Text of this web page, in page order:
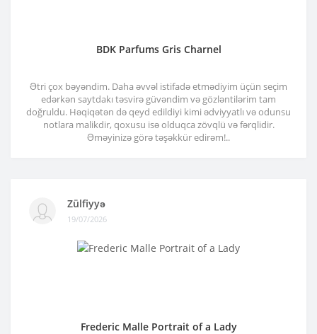
BDK Parfums Gris Charnel
Ətri çox bəyəndim. Daha əvvəl istifadə etmədiyim üçün seçim
edərkən saytdakı təsvirə güvəndim və gözləntilərim tam
doğruldu. Həqiqətən də qeyd edildiyi kimi ədviyyatlı və odunsu
notlara malikdir, qoxusu isə olduqca zövqlü və fərqlidir.
Əməyinizə görə təşəkkür edirəm!..
Zülfiyyə
19/07/2026
Frederic Malle Portrait of a Lady